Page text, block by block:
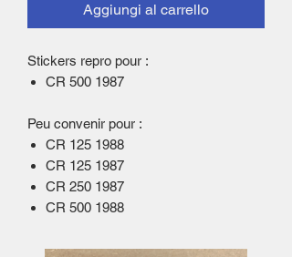
Aggiungi al carrello
Stickers repro pour :
CR 500 1987
Peu convenir pour :
CR 125 1988
CR 125 1987
CR 250 1987
CR 500 1988